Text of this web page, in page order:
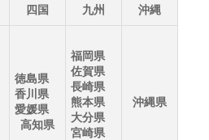
四国 九州 沖縄
徳島県
香川県
愛媛県
高知県
福岡県
佐賀県
長崎県
熊本県
大分県
宮崎県
沖縄県